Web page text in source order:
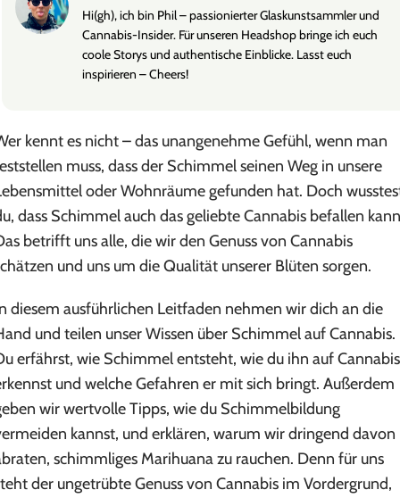
Hi(gh), ich bin Phil – passionierter Glaskunstsammler und
Cannabis-Insider. Für unseren Headshop bringe ich euch
coole Storys und authentische Einblicke. Lasst euch
inspirieren – Cheers!
kennt es nicht – das unangenehme Gefühl, wenn man
muss, dass der Schimmel seinen Weg in unsere
oder Wohnräume gefunden hat. Doch
dass Schimmel auch das geliebte Cannabis befallen
betrifft uns alle, die wir den Genuss von Cannabis
und uns um die Qualität unserer Blüten sorgen.
diesem ausführlichen Leitfaden nehmen wir dich an die
und teilen unser Wissen über Schimmel auf Cannabis.
erfährst, wie Schimmel entsteht, wie du ihn auf Cannabis
und welche Gefahren er mit sich bringt. Außerdem
wir wertvolle Tipps, wie du Schimmelbildung
kannst, und erklären, warum wir dringend davon
schimmliges Marihuana zu rauchen. Denn für uns
der ungetrübte Genuss von Cannabis im Vordergrund,